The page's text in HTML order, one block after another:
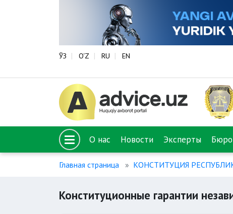
ЎЗ O‘Z RU EN
О нас Новости Эксперты Бюро
Главная страница КОНСТИТУЦИЯ
Конституционные гарантии